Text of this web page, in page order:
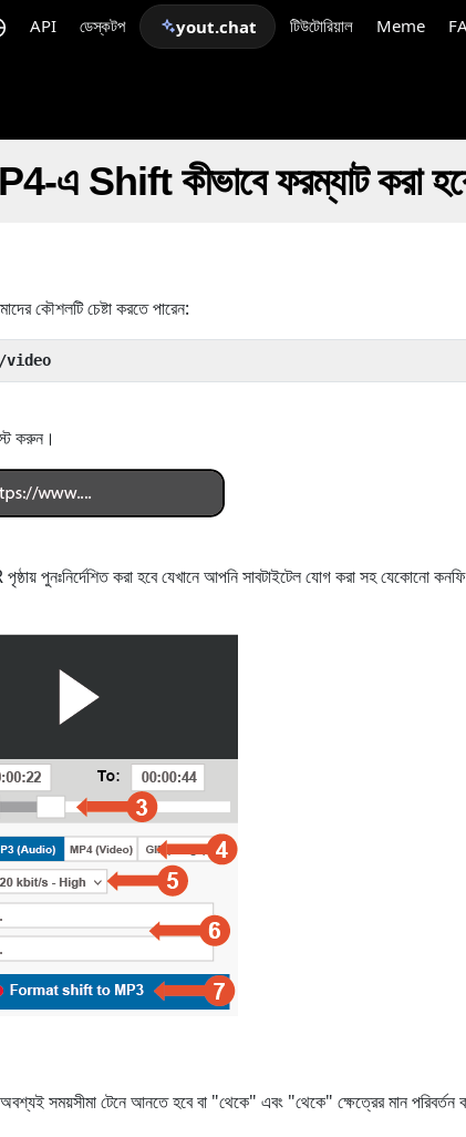
API ডেস্কটপ yout.chat টিউটোরিয়াল Meme
Shift কীভাবে ফরম্যাট করা
কৌশলটি চেষ্টা করতে পারেন:
video
করুন।
পুনঃনির্দেশিত করা হবে যেখানে আপনি সাবটাইটেল যোগ করা সহ যেকোনো
সময়সীমা টেনে আনতে হবে বা "থেকে" এবং "থেকে" ক্ষেত্রের মান পরিবর্তন